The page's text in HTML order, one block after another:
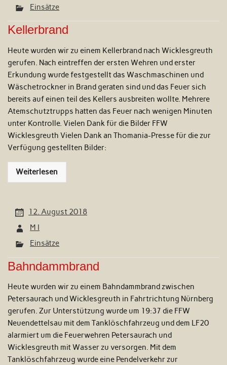
Einsätze
Kellerbrand
Heute wurden wir zu einem Kellerbrand nach Wicklesgreuth
gerufen. Nach eintreffen der ersten Wehren und erster
Erkundung wurde festgestellt das Waschmaschinen und
Wäschetrockner in Brand geraten sind und das Feuer sich
bereits auf einen teil des Kellers ausbreiten wollte. Mehrere
Atemschutztrupps hatten das Feuer nach wenigen Minuten
unter Kontrolle. Vielen Dank für die Bilder FFW
Wicklesgreuth Vielen Dank an Thomania-Presse für die zur
Verfügung gestellten Bilder:
Weiterlesen
12. August 2018
M I
Einsätze
Bahndammbrand
Heute wurden wir zu einem Bahndammbrand zwischen
Petersaurach und Wicklesgreuth in Fahrtrichtung Nürnberg
gerufen. Zur Unterstützung wurde um 19:37 die FFW
Neuendettelsau mit dem Tanklöschfahrzeug und dem LF20
alarmiert um die Feuerwehren Petersaurach und
Wicklesgreuth mit Wasser zu versorgen. Mit dem
Tanklöschfahrzeug wurde eine Pendelverkehr zur